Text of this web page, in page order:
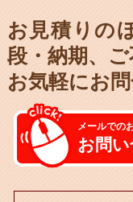
お見積りの
段・納期、
お気軽にお
メールでの
お問